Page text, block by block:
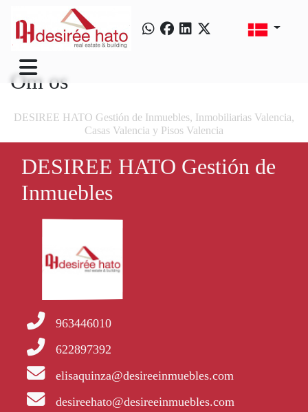
Om os
DESIREE HATO Gestión de Inmuebles, Inmobiliarias Valencia,
Casas Valencia y Pisos Valencia
DESIREE HATO Gestión de
Inmuebles
963446010
622897392
elisaquinza@desireeinmuebles.com
desireehato@desireeinmuebles.com